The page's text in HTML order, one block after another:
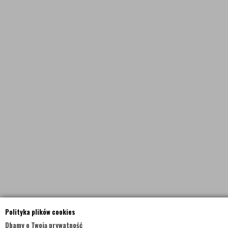
Polityka plików cookies
Dbamy o Twoją prywatność